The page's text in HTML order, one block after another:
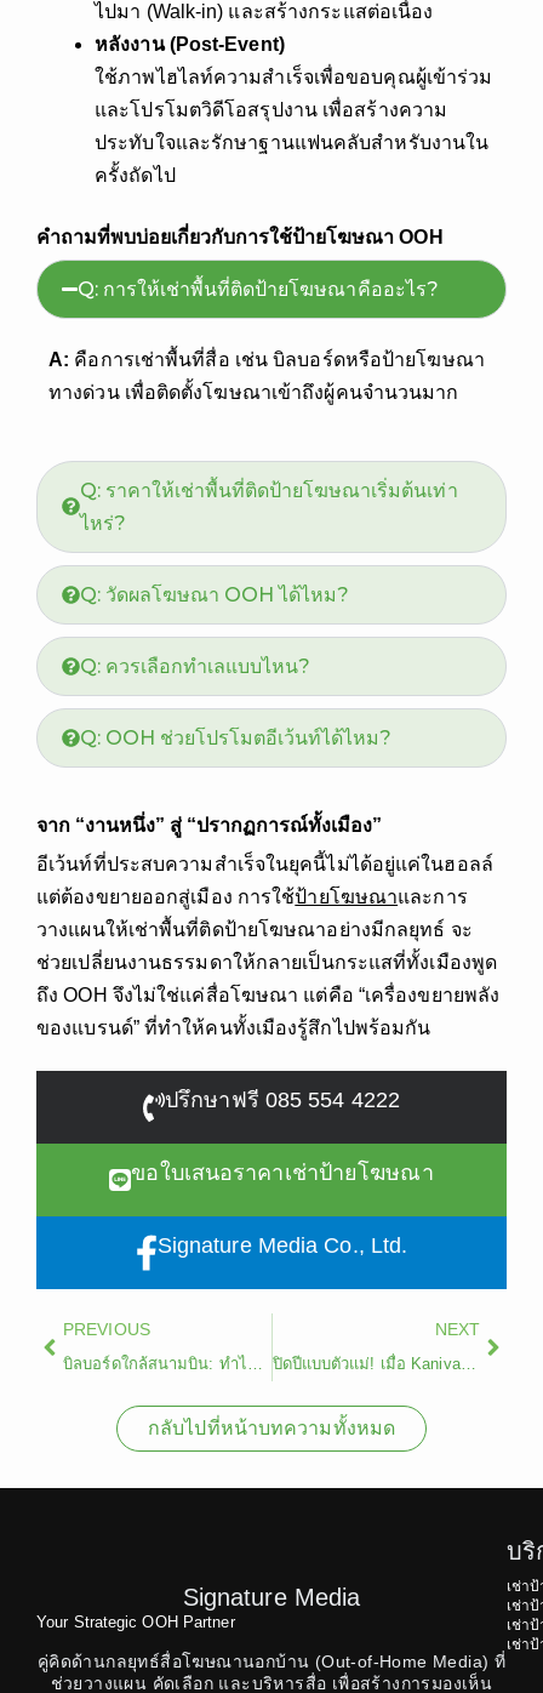
ไปมา (Walk-in) และสร้างกระแสต่อเนื่อง
หลังงาน (Post-Event)
ใช้ภาพไฮไลท์ความสำเร็จเพื่อขอบคุณผู้เข้าร่วม
และโปรโมตวิดีโอสรุปงาน เพื่อสร้างความ
ประทับใจและรักษาฐานแฟนคลับสำหรับงานใน
ครั้งถัดไป
คำถามที่พบบ่อยเกี่ยวกับการใช้ป้ายโฆษณา OOH
Q: การให้เช่าพื้นที่ติดป้ายโฆษณาคืออะไร?
A: คือการเช่าพื้นที่สื่อ เช่น บิลบอร์ดหรือป้ายโฆษณา
ทางด่วน เพื่อติดตั้งโฆษณาเข้าถึงผู้คนจำนวนมาก
Q: ราคาให้เช่าพื้นที่ติดป้ายโฆษณาเริ่มต้นเท่า
ไหร่?
Q: วัดผลโฆษณา OOH ได้ไหม?
Q: ควรเลือกทำเลแบบไหน?
Q: OOH ช่วยโปรโมตอีเว้นท์ได้ไหม?
จาก “งานหนึ่ง” สู่ “ปรากฏการณ์ทั้งเมือง”
อีเว้นท์ที่ประสบความสำเร็จในยุคนี้ไม่ได้อยู่แค่ในฮอลล์
แต่ต้องขยายออกสู่เมือง การใช้ป้ายโฆษณาและการ
วางแผนให้เช่าพื้นที่ติดป้ายโฆษณาอย่างมีกลยุทธ์ จะ
ช่วยเปลี่ยนงานธรรมดาให้กลายเป็นกระแสที่ทั้งเมืองพูด
ถึงOOH จึงไม่ใช่แค่สื่อโฆษณา แต่คือ “เครื่องขยายพลัง
ของแบรนด์” ที่ทำให้คนทั้งเมืองรู้สึกไปพร้อมกัน
ปรึกษาฟรี 085 554 4222
ขอใบเสนอราคาเช่าป้ายโฆษณา
Signature Media Co., Ltd.
PREVIOUS
NEXT
ปิดปีแบบตัวแม่! เมื่อ Kaniva x Signature Media สร้างปรากฏการณ์ป้ายคู่สุดปังกลางด่านดินแดง
กลับไปที่หน้าบทความทั้งหมด
Signature Media
Your Strategic OOH Partner
คู่คิดด้านกลยุทธ์สื่อโฆษณานอกบ้าน (Out-of-Home Media) ที่
ช่วยวางแผน คัดเลือก และบริหารสื่อ เพื่อสร้างการมองเห็น
บริ
เช่า
เช่า
เช่า
เช่า